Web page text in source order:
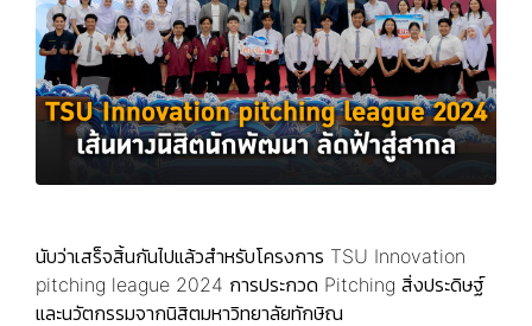
นับว่าเสร็จสิ้นกันไปแล้วสำหรับโครงการ TSU Innovation
pitching league 2024 การประกวด Pitching สิ่งประดิษฐ์
และนวัตกรรมจากนิสิตมหาวิทยาลัยทักษิณ